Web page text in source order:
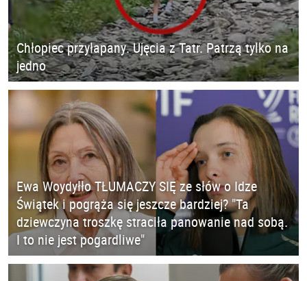
Chłopiec przyłapany. Ujęcia z Tatr. Patrzą tylko na
jedno
Ewa Woydyłło TŁUMACZY SIĘ ze słów o Idze
Świątek i pogrąża się jeszcze bardziej? "Ta
dziewczyna troszkę straciła panowanie nad sobą.
I to nie jest pogardliwe"